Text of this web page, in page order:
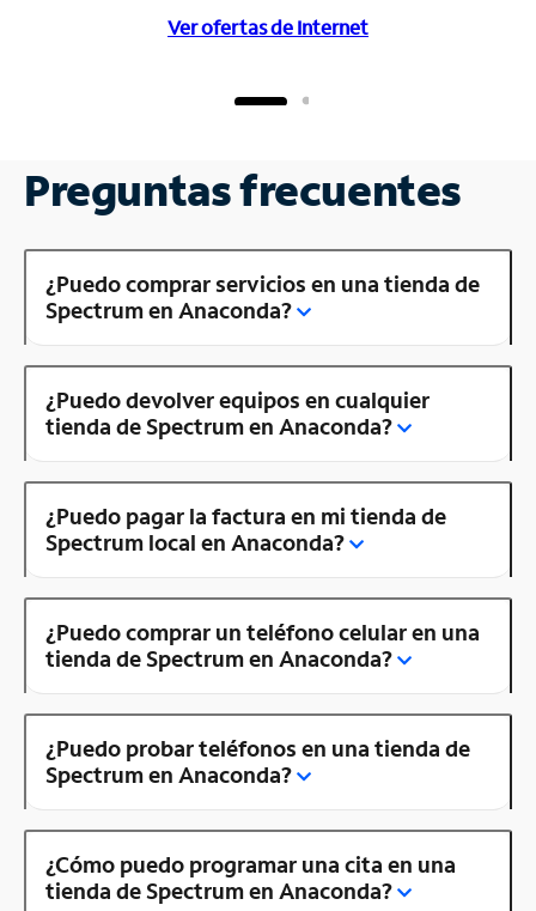
Ver ofertas de Internet
Preguntas frecuentes
¿Puedo comprar servicios en una tienda de
Spectrum en Anaconda?
¿Puedo devolver equipos en cualquier
tienda de Spectrum en Anaconda?
¿Puedo pagar la factura en mi tienda de
Spectrum local en Anaconda?
¿Puedo comprar un teléfono celular en una
tienda de Spectrum en Anaconda?
¿Puedo probar teléfonos en una tienda de
Spectrum en Anaconda?
¿Cómo puedo programar una cita en una
tienda de Spectrum en Anaconda?